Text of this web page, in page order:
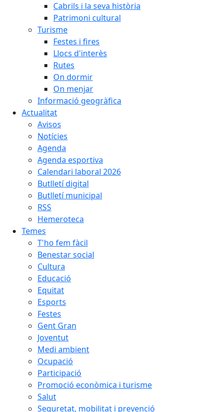
Cabrils i la seva història
Patrimoni cultural
Turisme
Festes i fires
Llocs d'interès
Rutes
On dormir
On menjar
Informació geogràfica
Actualitat
Avisos
Notícies
Agenda
Agenda esportiva
Calendari laboral 2026
Butlletí digital
Butlletí municipal
RSS
Hemeroteca
Temes
T'ho fem fàcil
Benestar social
Cultura
Educació
Equitat
Esports
Festes
Gent Gran
Joventut
Medi ambient
Ocupació
Participació
Promoció econòmica i turisme
Salut
Seguretat, mobilitat i prevenció